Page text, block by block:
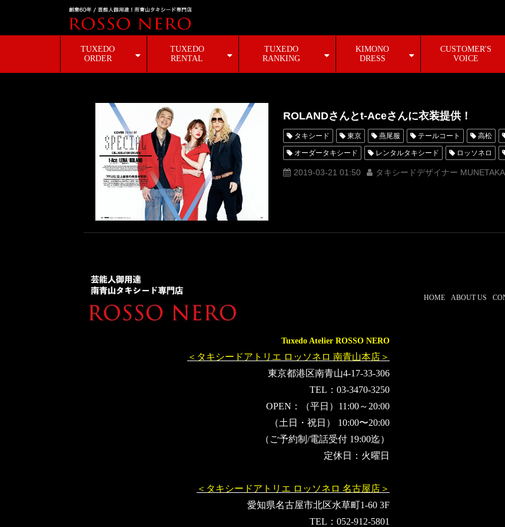
TUXEDO
ORDER
TUXEDO
RENTAL
TUXEDO
RANKING
KIMONO
DRESS
CUSTOMER'S
VOICE
ROLANDさんとt-Aceさんに衣装提供！
タキシード 東京 燕尾服 テールコート 高松
オーダータキシード レンタルタキシード ロッソネロ
MUNETAKA munetaka.yokoyama.couture ROLAND
2019-03-21 01:50 タキシードデザイナー MUNETAKA
Tuxedo Atelier ROSSO NERO
＜タキシードアトリエ ロッソネロ 南青山本店＞
東京都港区南青山4-17-33-306
TEL：03-3470-3250
OPEN：（平日）11:00～20:00
（土日・祝日） 10:00〜20:00
（ご予約制/電話受付 19:00迄）
定休日：火曜日
＜タキシードアトリエ ロッソネロ 名古屋店＞
愛知県名古屋市北区水草町1-60 3F
TEL：052-912-5801
HOME ABOUT US